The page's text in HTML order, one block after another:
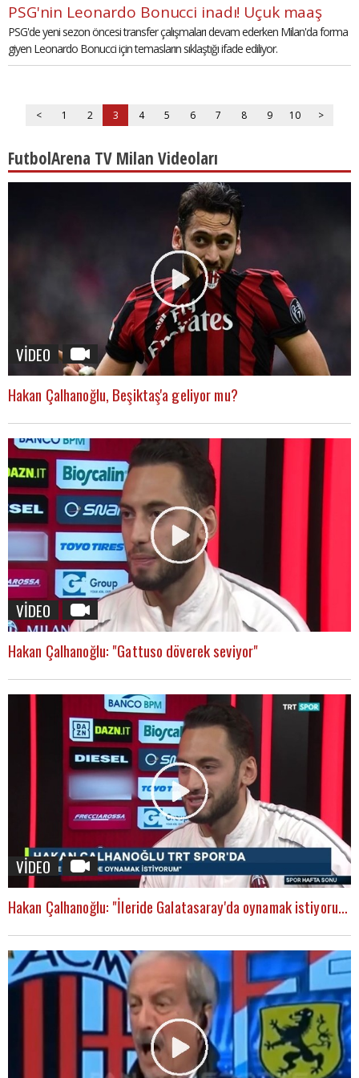
PSG'nin Leonardo Bonucci inadı! Uçuk maaş
PSG'de yeni sezon öncesi transfer çalışmaları devam ederken Milan'da forma
giyen Leonardo Bonucci için temasların sıklaştığı ifade ediliyor.
< 1 2 3 4 5 6 7 8 9 10 >
FutbolArena TV Milan Videoları
VİDEO
Hakan Çalhanoğlu, Beşiktaş'a geliyor mu?
VİDEO
Hakan Çalhanoğlu: "Gattuso döverek seviyor"
VİDEO
Hakan Çalhanoğlu: "İleride Galatasaray'da oynamak istiyorum"